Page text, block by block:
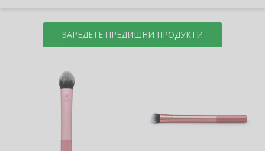
ЗАРЕДЕТЕ ПРЕДИШНИ ПРОДУКТИ